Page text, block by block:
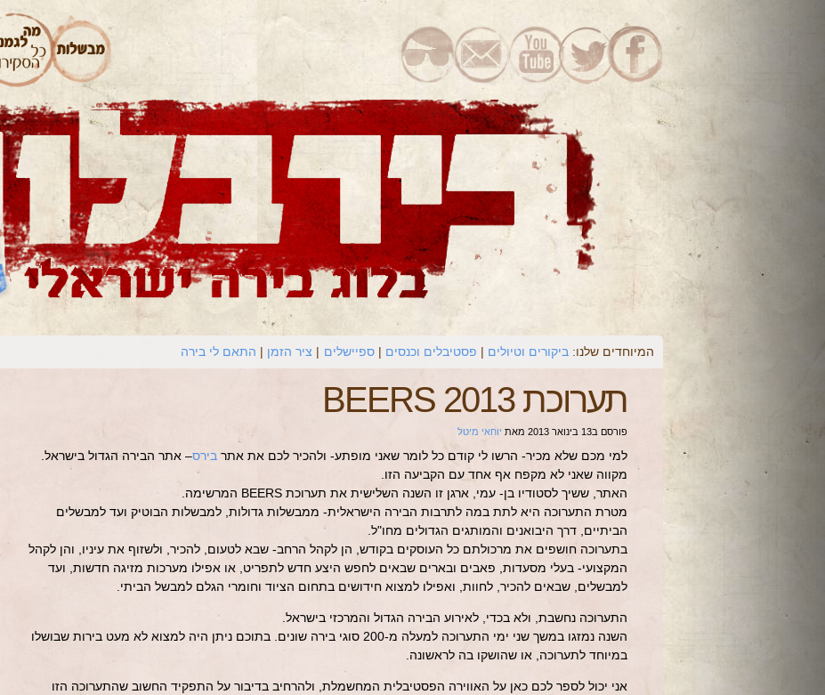
המיוחדים שלנו: ביקורים וטיולים פסטיבלים וכנסים ספיישלים ציר הזמן התאם לי בירה
תערוכת BEERS 2013
פורסם ב13 בינואר 2013 מאת יוחאי מיטל
למי מכם שלא מכיר- הרשו לי קודם כל לומר שאני מופתע- ולהכיר לכם את אתר בירס– אתר הבירה הגדול בישראל.
מקווה שאני לא מקפח אף אחד עם הקביעה הזו.
האתר, ששיך לסטודיו בן- עמי, ארגן זו השנה השלישית את תערוכת BEERS המרשימה.
מטרת התערוכה היא לתת במה לתרבות הבירה הישראלית- ממבשלות גדולות, למבשלות הבוטיק ועד למבשלים
הביתיים, דרך היבואנים והמותגים הגדולים מחו"ל.
בתערוכה חושפים את מרכולתם כל העוסקים בקודש, הן לקהל הרחב- שבא לטעום, להכיר, ולשזוף את עיניו, והן לקהל
המקצועי- בעלי מסעדות, פאבים ובארים שבאים לחפש היצע חדש לתפריט, או אפילו מערכות מזיגה חדשות, ועד
למבשלים, שבאים להכיר, לחוות, ואפילו למצוא חידושים בתחום הציוד וחומרי הגלם למבשל הביתי.
התערוכה נחשבת, ולא בכדי, לאירוע הבירה הגדול והמרכזי בישראל.
השנה נמזגו במשך שני ימי התערוכה למעלה מ-200 סוגי בירה שונים. בתוכם ניתן היה למצוא לא מעט בירות שבושלו
במיוחד לתערוכה, או שהושקו בה לראשונה.
אני יכול לספר לכם כאן על האווירה הפסטיבלית המחשמלת, ולהרחיב בדיבור על התפקיד החשוב שהתערוכה הזו